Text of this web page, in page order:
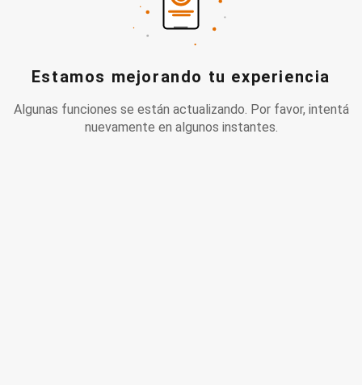
Estamos mejorando tu experiencia
Algunas funciones se están actualizando. Por favor, intentá
nuevamente en algunos instantes.